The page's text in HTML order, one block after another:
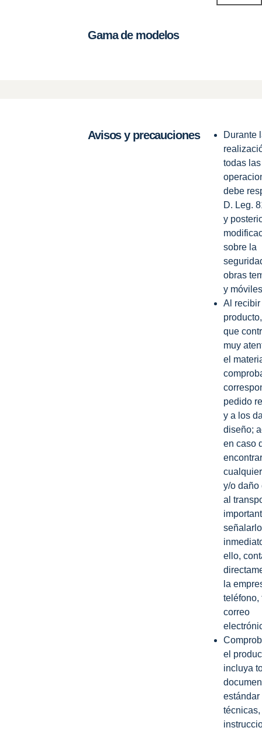
Gama de modelos
Avisos y precauciones
Durante
todas las
debe
D. Leg.
y
sobre la
obras
y
Al recibir
que
muy
el
pedido
y a los
diseño;
en caso
encontrar
y/o daño
al
ello,
la
teléfono,
correo
el
incluya
estándar
técnicas,